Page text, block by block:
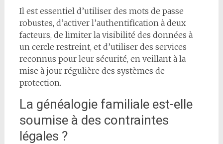
Il est essentiel d’utiliser des mots de passe
robustes, d’activer l’authentification à deux
facteurs, de limiter la visibilité des données à
un cercle restreint, et d’utiliser des services
reconnus pour leur sécurité, en veillant à la
mise à jour régulière des systèmes de
protection.
La généalogie familiale est-elle
soumise à des contraintes
légales ?